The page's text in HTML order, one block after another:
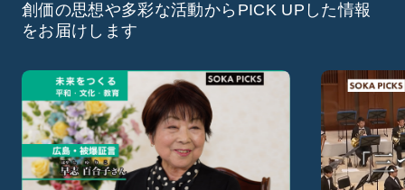
創価の思想や多彩な活動からPICK UPした情報
をお届けします